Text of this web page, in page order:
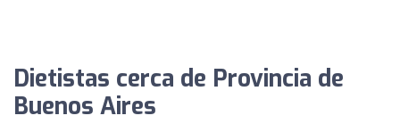
Dietistas cerca de Provincia de
Buenos Aires